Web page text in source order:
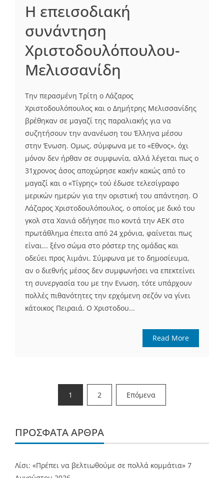
Η επεισοδιακή
συνάντηση
Χριστοδουλόπουλου-
Μελισσανίδη
Την περασμένη Τρίτη ο Λάζαρος
Χριστοδουλόπουλος και ο Δημήτρης Μελισσανίδης
βρέθηκαν σε μαγαζί της παραλιακής για να
συζητήσουν την ανανέωση του Έλληνα μέσου
στην Ένωση. Ομως, σύμφωνα με το «Εθνος», όχι
μόνον δεν ήρθαν σε συμφωνία, αλλά λέγεται πως ο
31χρονος άσος αποχώρησε κακήν κακώς από το
μαγαζί και ο «Τίγρης» τού έδωσε τελεσίγραφο
μερικών ημερών για την οριστική του απάντηση. Ο
Λάζαρος Χριστοδουλόπουλος, ο οποίος με δικό του
γκολ στα Χανιά οδήγησε πιο κοντά την ΑΕΚ στο
πρωτάθλημα έπειτα από 24 χρόνια, φαίνεται πως
είναι... ξένο σώμα στο ρόστερ της ομάδας και
οδεύει προς λιμάνι. Σύμφωνα με το δημοσίευμα,
αν ο διεθνής μέσος δεν συμφωνήσει να επεκτείνει
τη συνεργασία του με την Ενωση, τότε υπάρχουν
πολλές πιθανότητες την ερχόμενη σεζόν να γίνει
κάτοικος Πειραιά. Ο Χριστοδου...
Read More
Σελιδοποίηση
άρθρων
1 2 Επόμενα
ΠΡΌΣΦΑΤΑ ΆΡΘΡΑ
Λίσι: «Πρέπει να βελτιωθούμε σε πολλά κομμάτια» 7